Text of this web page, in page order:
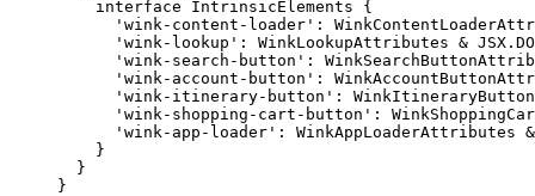
interface IntrinsicElements {
' wink-content-loader ' :
' wink-lookup ' : WinkLookupAttributes & JSX .
' wink-search-button ' :
' wink-account-button ' :
' wink-itinerary-button ' :
' wink-shopping-cart-button ' :
' wink-app-loader ' : WinkAppLoaderAttributes &
}
}
}